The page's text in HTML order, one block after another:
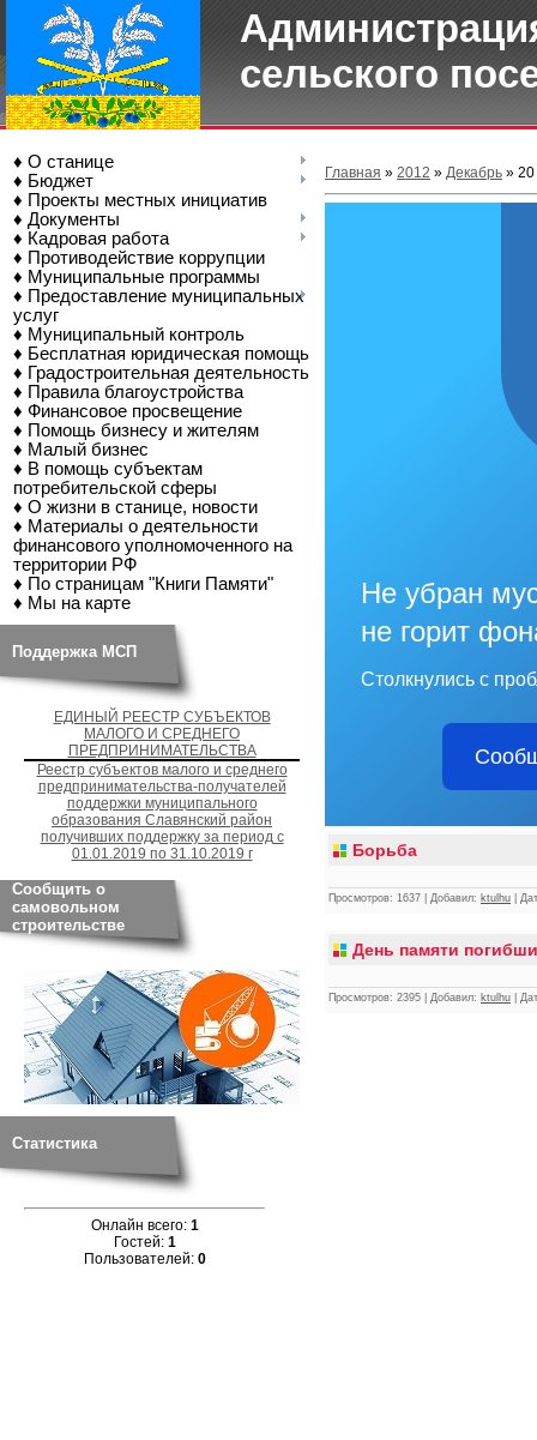
сельского
♦ О станице
♦ Бюджет
♦ Проекты местных инициатив
♦ Документы
♦ Кадровая работа
♦ Противодействие коррупции
♦ Муниципальные программы
♦ Предоставление муниципальных
услуг
♦ Муниципальный контроль
♦ Бесплатная юридическая помощь
♦ Градостроительная деятельность
♦ Правила благоустройства
♦ Финансовое просвещение
♦ Помощь бизнесу и жителям
♦ Малый бизнес
♦ В помощь субъектам
потребительской сферы
♦ О жизни в станице, новости
♦ Материалы о деятельности
финансового уполномоченного на
территории РФ
♦ По страницам "Книги Памяти"
♦ Мы на карте
Поддержка МСП
ЕДИНЫЙ РЕЕСТР СУБЪЕКТОВ
МАЛОГО И СРЕДНЕГО
ПРЕДПРИНИМАТЕЛЬСТВА
Реестр субъектов малого и среднего
предпринимательства-получателей
поддержки муниципального
образования Славянский район
получивших поддержку за период с
01.01.2019 по 31.10.2019 г
Сообщить о
самовольном
строительстве
Статистика
Онлайн всего: 1
Гостей: 1
Пользователей: 0
Главная » 2012 » Декабрь » 20
Не убран
не горит
Столкнулись с
Борьба
Просмотров: 1637 Добавил: ktulhu
День памяти
Просмотров: 2395 Добавил: ktulhu